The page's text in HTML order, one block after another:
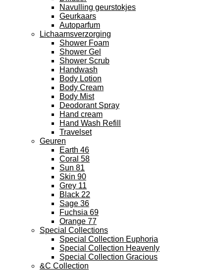
Navulling geurstokjes
Geurkaars
Autoparfum
Lichaamsverzorging
Shower Foam
Shower Gel
Shower Scrub
Handwash
Body Lotion
Body Cream
Body Mist
Deodorant Spray
Hand cream
Hand Wash Refill
Travelset
Geuren
Earth 46
Coral 58
Sun 81
Skin 90
Grey 11
Black 22
Sage 36
Fuchsia 69
Orange 77
Special Collections
Special Collection Euphoria
Special Collection Heavenly
Special Collection Gracious
&C Collection